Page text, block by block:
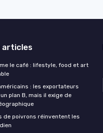
articles
le café : lifestyle, food et art
: les exportateurs
plan B, mais il exige de
de poivrons réinventent les